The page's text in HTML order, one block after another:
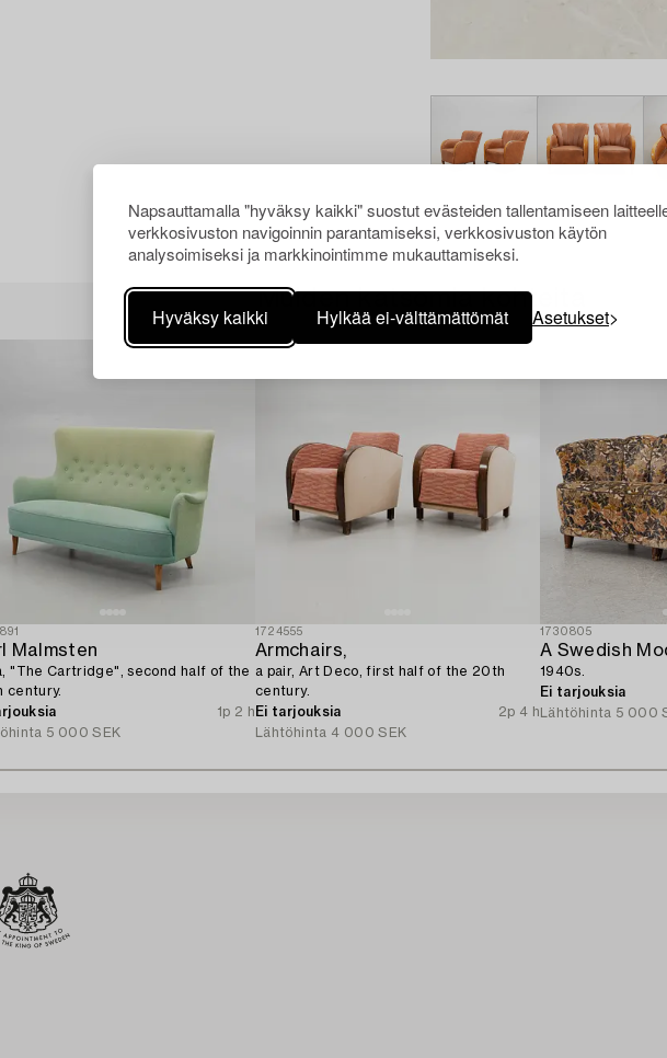
Napsauttamalla "hyväksy kaikki" suostut evästeiden tallentamiseen
verkkosivuston navigoinnin parantamiseksi, verkkosivuston käytön
analysoimiseksi ja markkinointimme mukauttamiseksi.
Hyväksy kaikki Hylkää ei-välttämättömät Asetukset
Muiden katsomia kohteita
Malmsten
"The Cartridge", second half of the
century.
1p 2 h
5 000 SEK
1724555
Armchairs,
a pair, Art Deco, first half of the 20th
century.
Ei tarjouksia
2p 4 h
Lähtöhinta 4 000 SEK
1730805
A Swedish
1940s.
Ei tarjouksia
Lähtöhinta 5 000